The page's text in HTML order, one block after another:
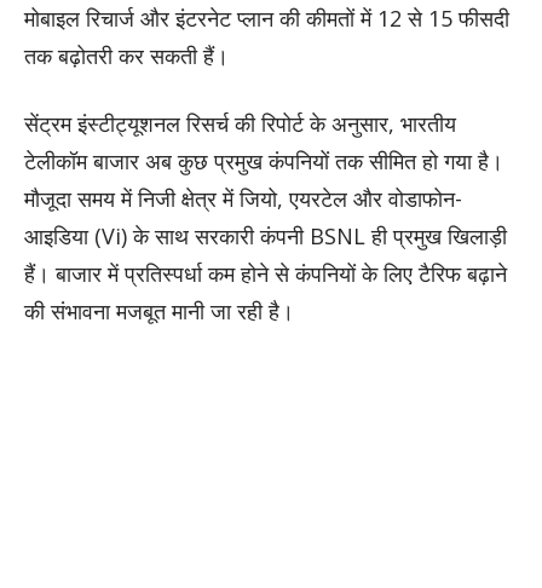
मोबाइल रिचार्ज और इंटरनेट प्लान की कीमतों में 12 से 15 फीसदी
तक बढ़ोतरी कर सकती हैं।
सेंट्रम इंस्टीट्यूशनल रिसर्च की रिपोर्ट के अनुसार, भारतीय
टेलीकॉम बाजार अब कुछ प्रमुख कंपनियों तक सीमित हो गया है।
मौजूदा समय में निजी क्षेत्र में जियो, एयरटेल और वोडाफोन-
आइडिया (Vi) के साथ सरकारी कंपनी BSNL ही प्रमुख खिलाड़ी
हैं। बाजार में प्रतिस्पर्धा कम होने से कंपनियों के लिए टैरिफ बढ़ाने
की संभावना मजबूत मानी जा रही है।